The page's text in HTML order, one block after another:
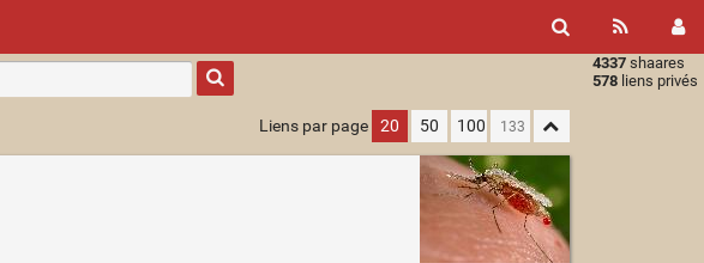
4337 shaares
578 liens privés
Type 1 or
more
characters
results.
Liens par page 20 50 100